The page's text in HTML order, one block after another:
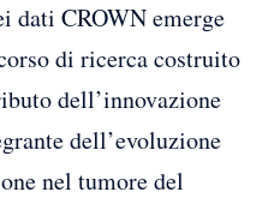
dati CROWN emerge
di ricerca costruito
dell’innovazione
dell’evoluzione
nel tumore del